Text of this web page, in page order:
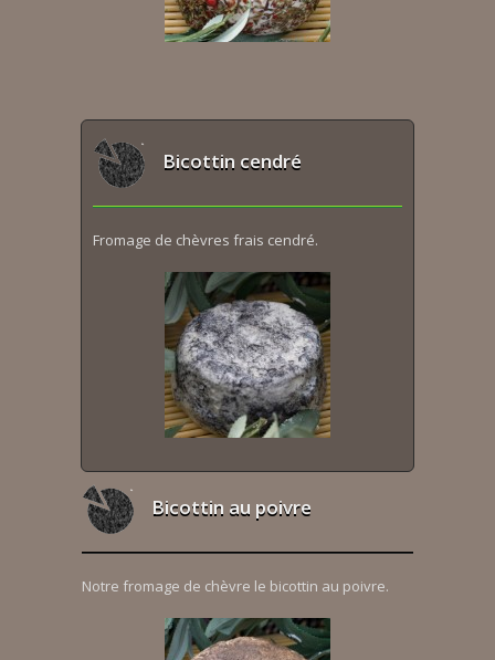
Bicottin cendré
Fromage de chèvres frais cendré.
Bicottin au poivre
Notre fromage de chèvre le bicottin au poivre.